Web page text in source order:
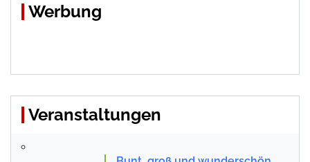
Werbung
Veranstaltungen